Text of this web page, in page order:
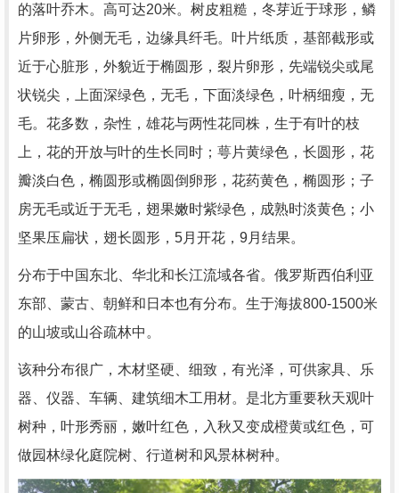
的落叶乔木。高可达20米。树皮粗糙，冬芽近于球形，鳞
片卵形，外侧无毛，边缘具纤毛。叶片纸质，基部截形或
近于心脏形，外貌近于椭圆形，裂片卵形，先端锐尖或尾
状锐尖，上面深绿色，无毛，下面淡绿色，叶柄细瘦，无
毛。花多数，杂性，雄花与两性花同株，生于有叶的枝
上，花的开放与叶的生长同时；萼片黄绿色，长圆形，花
瓣淡白色，椭圆形或椭圆倒卵形，花药黄色，椭圆形；子
房无毛或近于无毛，翅果嫩时紫绿色，成熟时淡黄色；小
坚果压扁状，翅长圆形，5月开花，9月结果。
分布于中国东北、华北和长江流域各省。俄罗斯西伯利亚
东部、蒙古、朝鲜和日本也有分布。生于海拔800-1500米
的山坡或山谷疏林中。
该种分布很广，木材坚硬、细致，有光泽，可供家具、乐
器、仪器、车辆、建筑细木工用材。是北方重要秋天观叶
树种，叶形秀丽，嫩叶红色，入秋又变成橙黄或红色，可
做园林绿化庭院树、行道树和风景林树种。